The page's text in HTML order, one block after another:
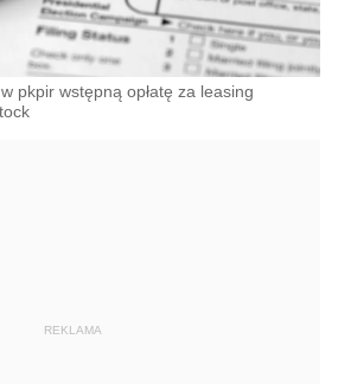
pkpir wstępną opłatę za leasing